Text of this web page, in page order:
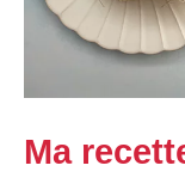
Ma